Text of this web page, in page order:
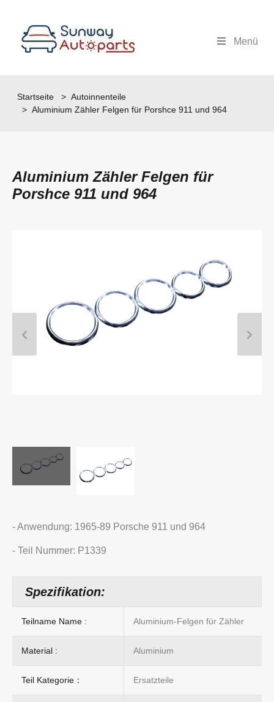
Menü
Startseite >Autoinnenteile
> Aluminium Zähler Felgen für Porshce 911 und 964
Aluminium Zähler Felgen für
Porshce 911 und 964
- Anwendung: 1965-89 Porsche 911 und 964
- Teil Nummer: P1339
Spezifikation:
Teilname Name : Aluminium-Felgen für Zähler
Material : Aluminium
Teil Kategorie： Ersatzteile